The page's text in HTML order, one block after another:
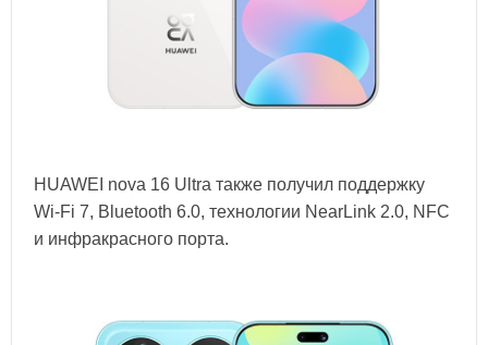
HUAWEI nova 16 Ultra также получил поддержку
Wi-Fi 7, Bluetooth 6.0, технологии NearLink 2.0, NFC
и инфракрасного порта.